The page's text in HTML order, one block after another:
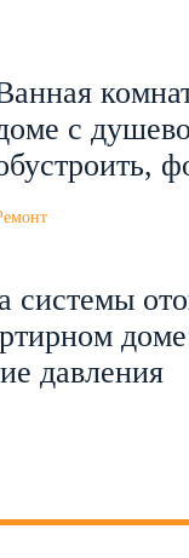
с
системы
давления